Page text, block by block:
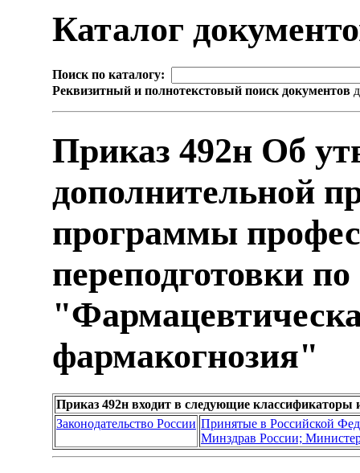
Каталог
Поиск по каталогу:
Реквизитный и полнотекстовый поиск документов
Приказ 492н Об
дополнительной
программы
переподготовки
фармакогнозия"
Приказ 492н входит в следующие классификаторы
Законодательство России Принятые в Российской
Минздрав России;